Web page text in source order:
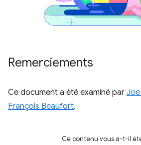
Remerciements
Ce document a été examiné par
François Beaufort.
Ce contenu vous a-t-il